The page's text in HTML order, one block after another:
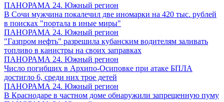
ПАНОРАМА 24. Южный регион
В Сочи мужчина покалечил две иномарки на 420 тыс. рублей
в поисках "портала в иные миры"
ПАНОРАМА 24. Южный регион
"Газпром нефть" разрешила кубанским водителям заливать
топливо в канистры на своих заправках
ПАНОРАМА 24. Южный регион
Число погибших в Архипо-Осиповке при атаке БПЛА
достигло 6, среди них трое детей
ПАНОРАМА 24. Южный регион
В Краснодаре в частном доме обнаружили запрещенную пуму